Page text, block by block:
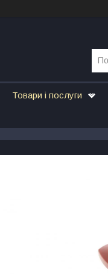
Товари і послуги